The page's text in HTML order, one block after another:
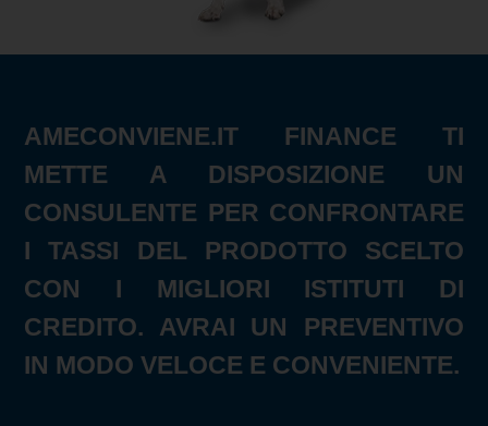
AMECONVIENE.IT FINANCE TI
METTE A DISPOSIZIONE UN
CONSULENTE PER CONFRONTARE
I TASSI DEL PRODOTTO SCELTO
CON I MIGLIORI ISTITUTI DI
CREDITO. AVRAI UN PREVENTIVO
IN MODO VELOCE E CONVENIENTE.